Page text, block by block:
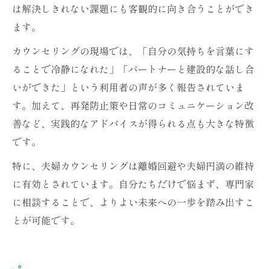
は解決しきれない課題にも客観的に向き合うことができ
ます。
カウンセリングの現場では、「自分の気持ちを言葉にす
ることで冷静になれた」「パートナーと建設的な話し合
いができた」という利用者の声が多く報告されていま
す。加えて、再発防止策や日常のコミュニケーション改
善など、実践的なアドバイスが得られる点も大きな特徴
です。
特に、夫婦カウンセリングは離婚回避や夫婦円満の維持
に有効とされています。自分たちだけで悩まず、専門家
に相談することで、よりよい未来への一歩を踏み出すこ
とが可能です。